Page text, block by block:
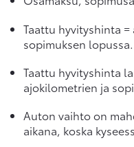
Taattu hyvityshinta
sopimuksen lopussa.
Taattu hyvityshinta
ajokilometrien ja
Auton vaihto on
aikana, koska